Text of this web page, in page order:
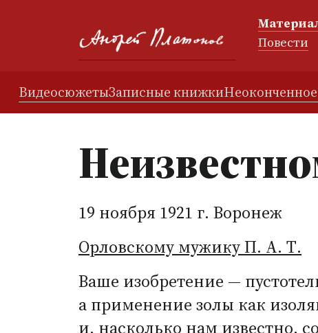
Повести
ВидеосюжетыЗаписные книжки
19 ноября 1921 г. Воронеж
Орловскому мужику П. А. Т.
Ваше изобретение —
а применение золы как
и, насколько нам известно,